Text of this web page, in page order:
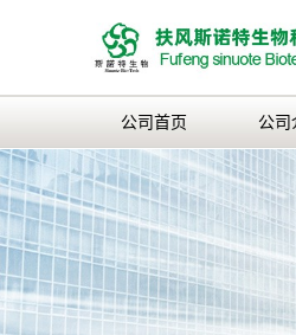
公司首页 公司